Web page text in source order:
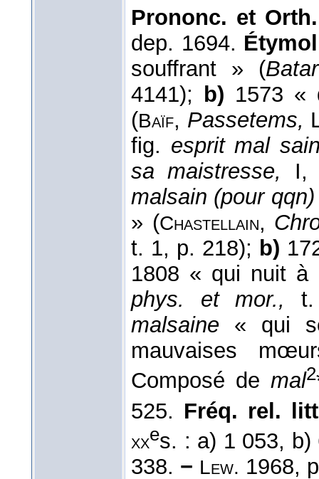
Prononc. et
dep. 1694.
souffrant » (
4141); b) 1573 «
(Baïf, Passetems,
fig. esprit mal
sa maistresse,
I,
malsain (pour qqn)
» (Chastellain,
t. 1, p. 218); b)
1808 « qui nuit
phys. et mor.,
malsaine « qui
mauvaises
Composé demal2
525. Fréq. rel.
xxes. : a) 1 053,
338. − Lew. 1968,